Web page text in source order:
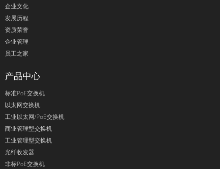
企业文化
发展历程
资质荣誉
企业管理
员工之家
产品中心
标准PoE交换机
以太网交换机
工业以太网/PoE交换机
商业管理型交换机
工业管理型交换机
光纤收发器
非标PoE交换机